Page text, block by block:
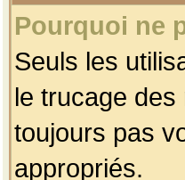
Pourquoi ne
Seuls les
le trucage
toujours pas
appropriés.